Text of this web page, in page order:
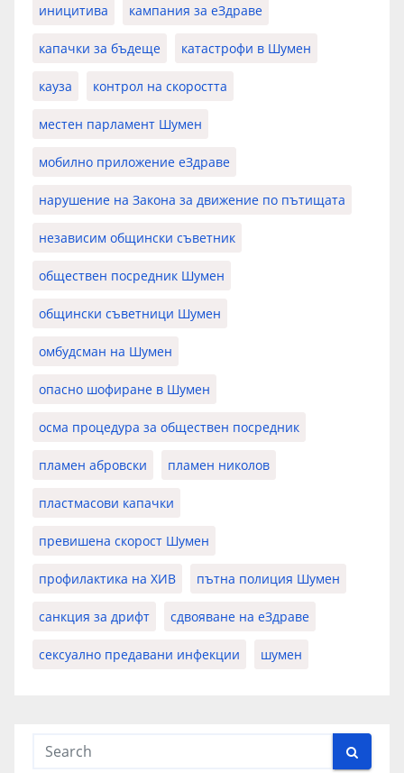
иницитива кампания за еЗдраве
капачки за бъдеще катастрофи в Шумен
кауза контрол на скоростта
местен парламент Шумен
мобилно приложение еЗдраве
нарушение на Закона за движение по пътищата
независим общински съветник
обществен посредник Шумен
общински съветници Шумен
омбудсман на Шумен
опасно шофиране в Шумен
осма процедура за обществен посредник
пламен абровски пламен николов
пластмасови капачки
превишена скорост Шумен
профилактика на ХИВ пътна полиция Шумен
санкция за дрифт сдвояване на еЗдраве
сексуално предавани инфекции шумен